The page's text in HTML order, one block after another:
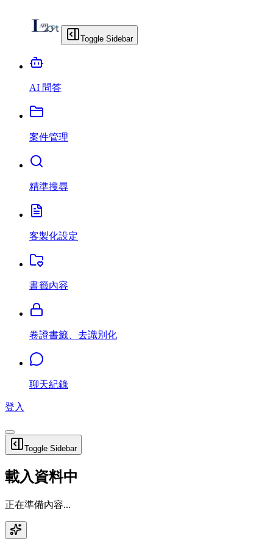
Toggle Sidebar
AI 問答
案件管理
精準搜尋
客製化設定
書籤內容
卷證書籤、去識別化
聊天紀錄
登入
Toggle Sidebar
載入資料中
正在準備內容...